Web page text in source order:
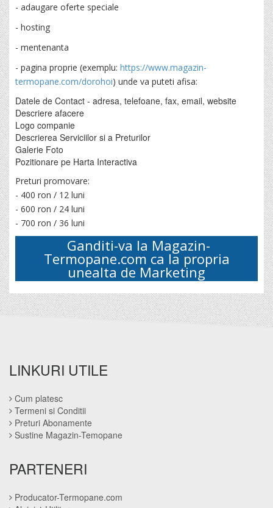
- adaugare oferte speciale
- hosting
- mentenanta
- pagina proprie (exemplu: https://www.magazin-
termopane.com/dorohoi) unde va puteti afisa:
Datele de Contact - adresa, telefoane, fax, email, website
Descriere afacere
Logo companie
Descrierea Serviciilor si a Preturilor
Galerie Foto
Pozitionare pe Harta Interactiva
Preturi promovare:
- 400 ron / 12 luni
- 600 ron / 24 luni
- 700 ron / 36 luni
Ganditi-va la Magazin-
Termopane.com ca la propria
unealta de Marketing
LINKURI UTILE
Cum platesc
Termeni si Conditii
Preturi Abonamente
Sustine Magazin-Temopane
PARTENERI
Producator-Termopane.com